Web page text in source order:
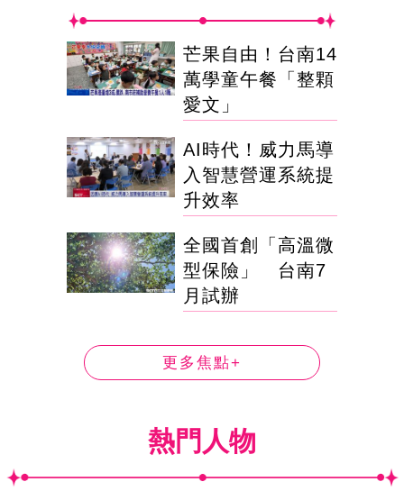
芒果自由！台南14
萬學童午餐「整顆
愛文」
AI時代！威力馬導
入智慧營運系統提
升效率
全國首創「高溫微
型保險」 台南7
月試辦
更多焦點+
熱門人物